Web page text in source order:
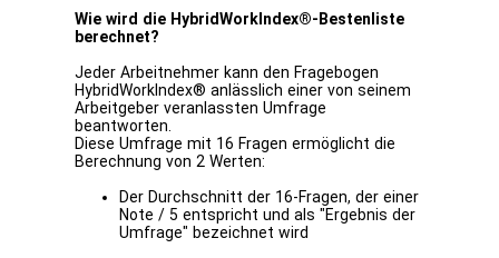
Wie wird die HybridWorkIndex®-Bestenliste
berechnet?
Jeder Arbeitnehmer kann den Fragebogen
HybridWorkIndex® anlässlich einer von seinem
Arbeitgeber veranlassten Umfrage
beantworten.
Diese Umfrage mit 16 Fragen ermöglicht die
Berechnung von 2 Werten:
Der Durchschnitt der 16-Fragen, der einer
Note / 5 entspricht und als "Ergebnis der
Umfrage" bezeichnet wird